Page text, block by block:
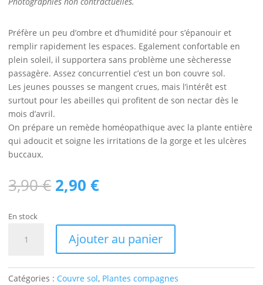
Préfère un peu d’ombre et d’humidité pour s’épanouir et
remplir rapidement les espaces. Egalement confortable en
plein soleil, il supportera sans problème une sècheresse
passagère. Assez concurrentiel c’est un bon couvre sol.
Les jeunes pousses se mangent crues, mais l’intérêt est
surtout pour les abeilles qui profitent de son nectar dès le
mois d’avril.
On prépare un remède homéopathique avec la plante entière
qui adoucit et soigne les irritations de la gorge et les ulcères
buccaux.
3,90€ Le
prix
était :
3,90 €.
2,90€Le
est :
2,90 €.
En stock
Rampant
Ajouter au panier
Catégories : Couvre sol, Plantes compagnes